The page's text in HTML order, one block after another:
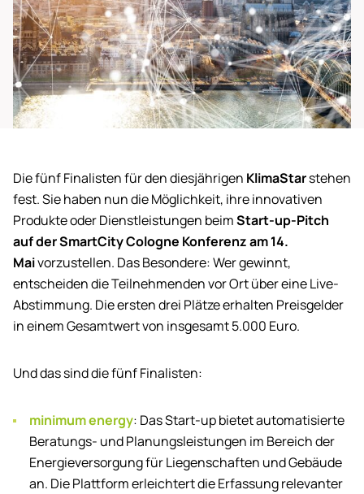
Die fünf Finalisten für den diesjährigen KlimaStarstehen
fest. Sie haben nun die Möglichkeit, ihre innovativen
Produkte oder Dienstleistungen beimStart-up-Pitch
auf der SmartCity Cologne Konferenz am 14.
Maivorzustellen. Das Besondere: Wer gewinnt,
entscheiden die Teilnehmenden vor Ort über eine Live-
Abstimmung. Die ersten drei Plätze erhalten Preisgelder
in einem Gesamtwert von insgesamt 5.000 Euro.
Und das sind die fünf Finalisten:
minimum energy: Das Start-up bietet automatisierte
Beratungs- und Planungsleistungen im Bereich der
Energieversorgung für Liegenschaften und Gebäude
an. Die Plattform erleichtert die Erfassung relevanter